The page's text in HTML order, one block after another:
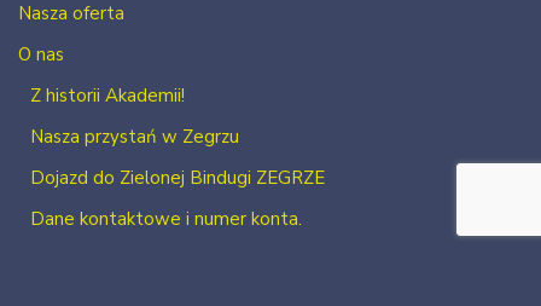
Nasza oferta
O nas
Z historii Akademii!
Nasza przystań w Zegrzu
Dojazd do Zielonej Bindugi ZEGRZE
Dane kontaktowe i numer konta.